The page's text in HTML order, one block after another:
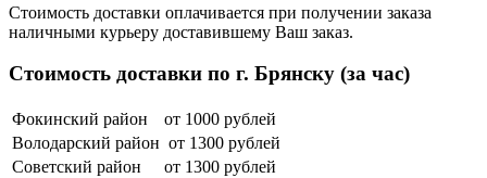
Стоимость доставки оплачивается при получении заказа
наличными курьеру доставившему Ваш заказ.
Стоимость доставки по г. Брянску (за час)
Фокинский район
от 1000 рублей
Володарский район от 1300 рублей
Советский район
от 1300 рублей